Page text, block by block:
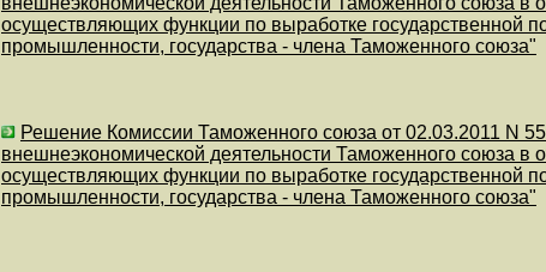
осуществляющих функции по выработке государственной
промышленности, государства - члена Таможенного союза"
Решение Комиссии Таможенного союза от 02.03.2011 N
внешнеэкономической деятельности Таможенного союза
осуществляющих функции по выработке государственной
промышленности, государства - члена Таможенного союза"